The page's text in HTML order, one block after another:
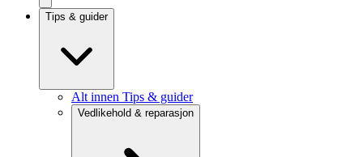
Tips & guider
Alt innen Tips & guider
Vedlikehold & reparasjon